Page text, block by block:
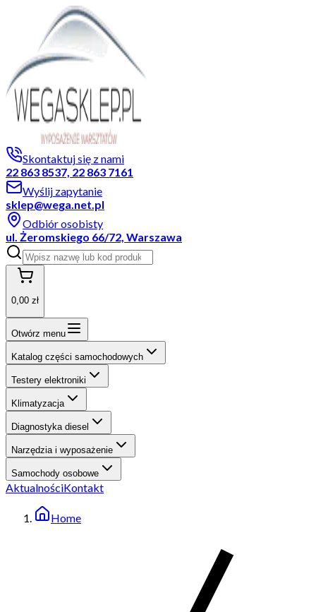
Skontaktuj się z nami
22 863 8537, 22 863 7161
Wyślij zapytanie
sklep@wega.net.pl
Odbiór osobisty
ul. Żeromskiego 66/72, Warszawa
0,00 zł
Otwórz menu
Katalog części samochodowych
Testery elektroniki
Klimatyzacja
Diagnostyka diesel
Narzędzia i wyposażenie
Samochody osobowe
AktualnościKontakt
Home